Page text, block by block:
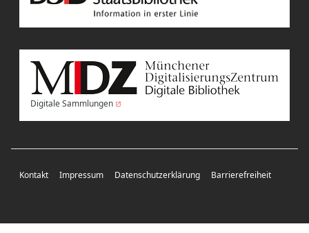
Digitale Sammlungen
Kontakt Impressum Datenschutzerklärung Barrierefreiheit